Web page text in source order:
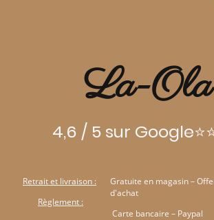
La-Ola
4,6 / 5 sur
Retrait et livraison :
Règlement :
Gratuite en magasin –
d'achat
Carte bancaire – Paypal